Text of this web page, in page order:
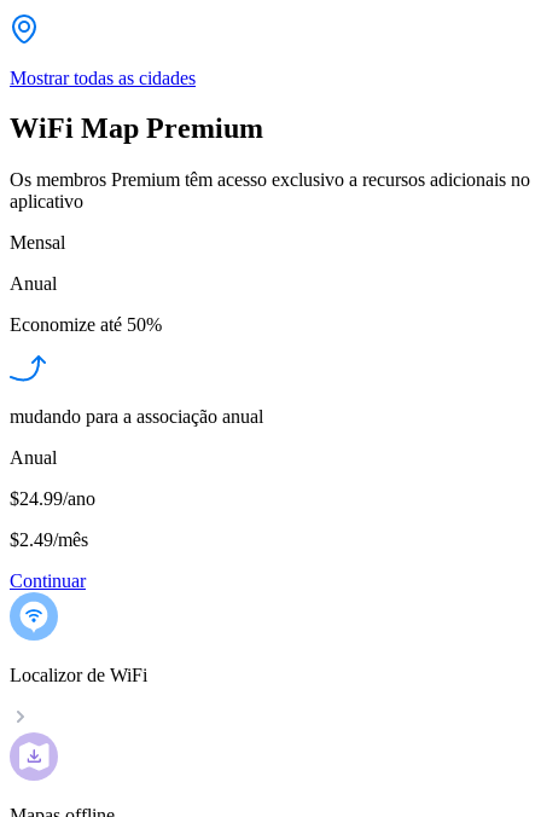
Mostrar todas as cidades
WiFi Map Premium
Os membros Premium têm acesso exclusivo a recursos adicionais no
aplicativo
Mensal
Anual
Economize até 50%
mudando para a associação anual
Anual
$24.99/ano
$2.49/mês
Continuar
Localizor de WiFi